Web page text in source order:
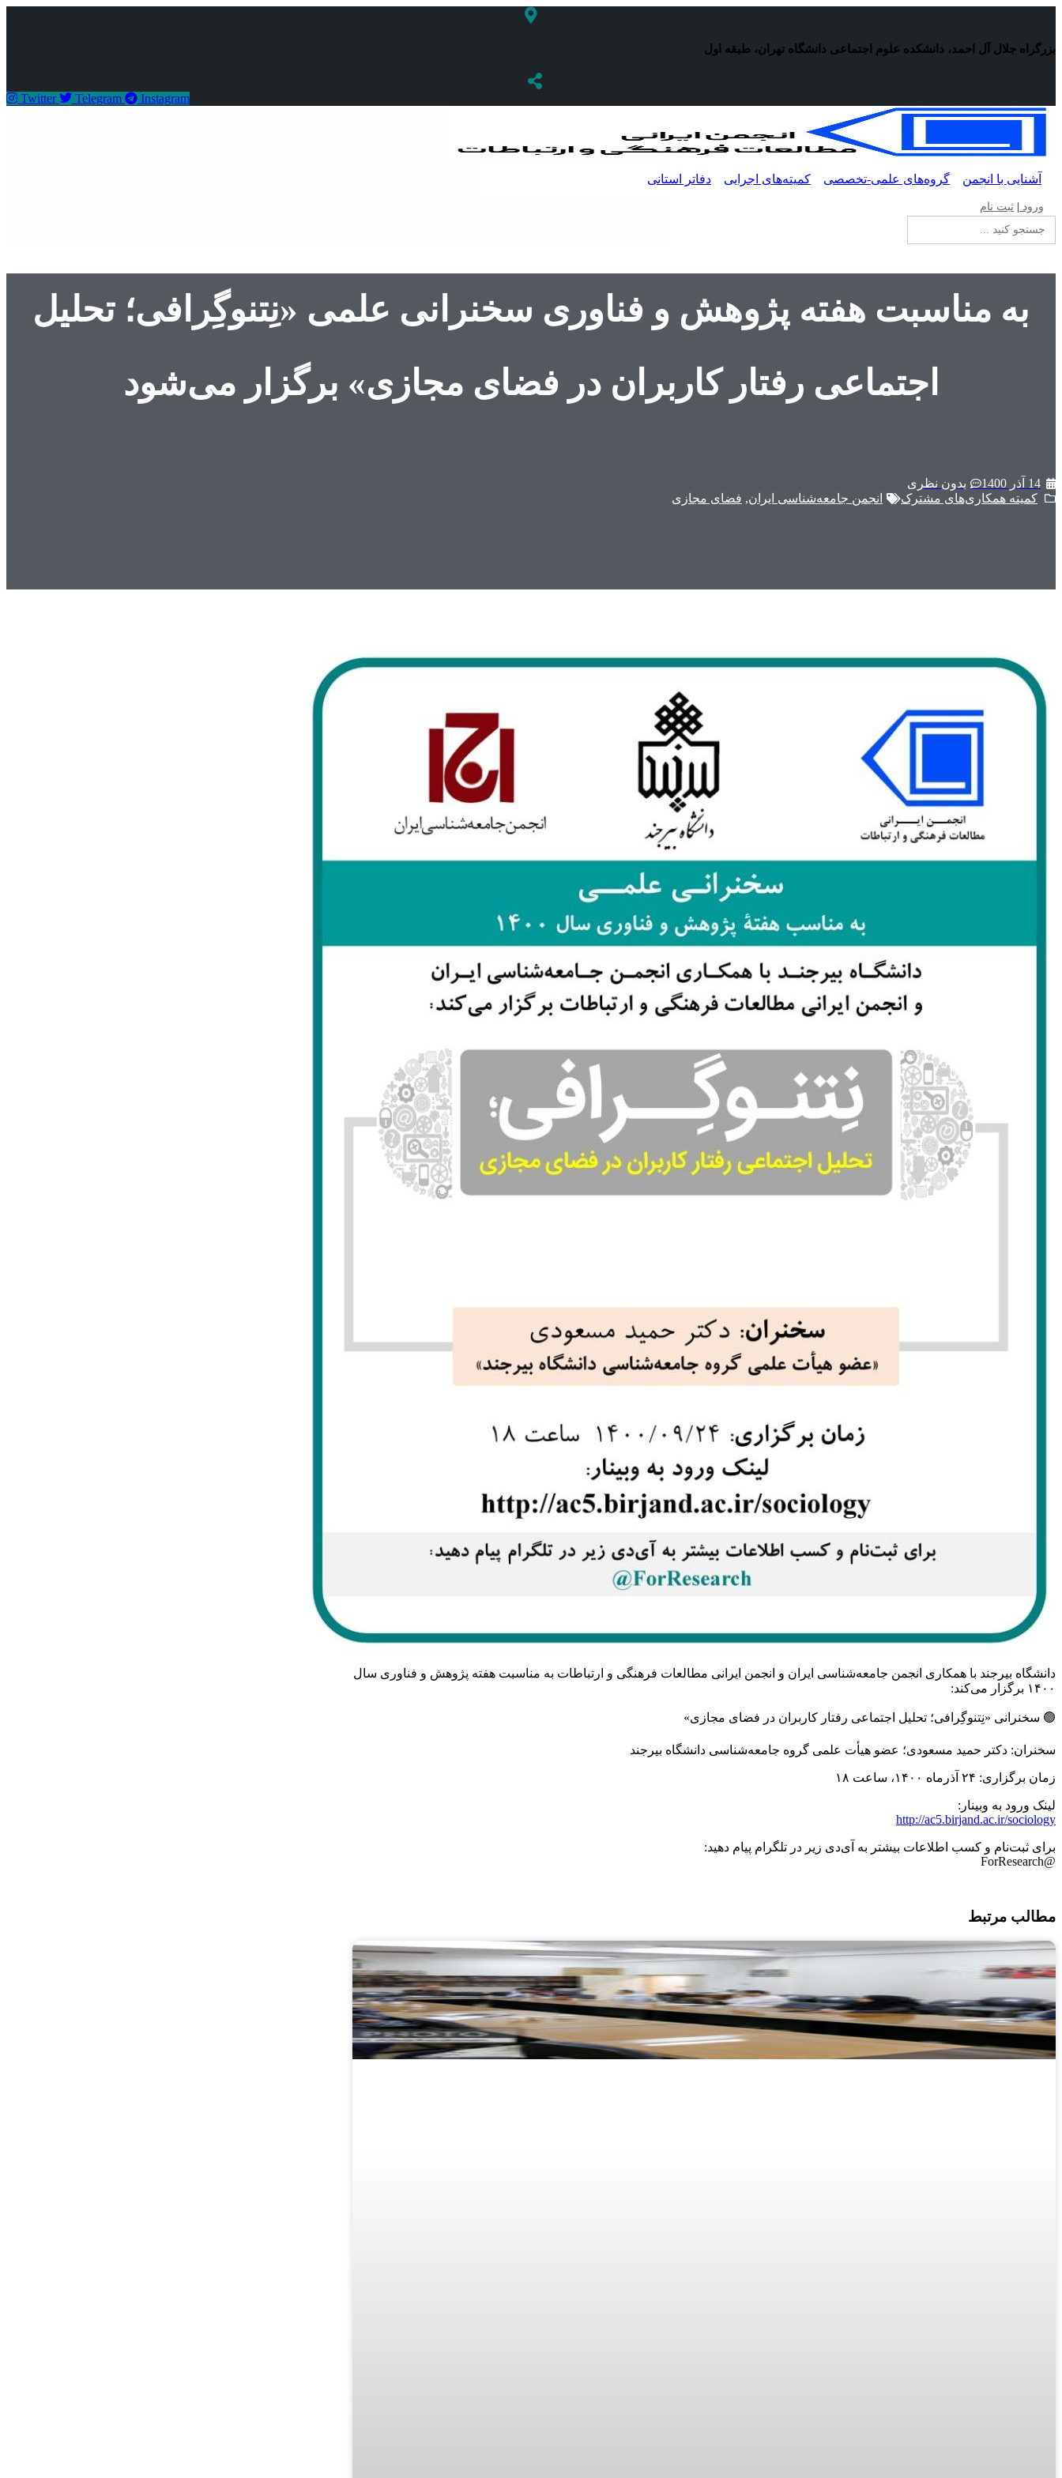
محتوا
بزرگراه جلال آل احمد، دانشکده علوم اجتماعی دانشگاه تهران، طبقه اول
Twitter Telegram Instagram
آشنایی با انجمن گروه‌های علمی-تخصصی کمیته‌های اجرایی دفاتر استانی
ورود ثبت نام
جستجو
برای:
به مناسبت هفته پژوهش و فناوری سخنرانی علمی «نِتنوگِرافی؛ تحلیل
اجتماعی رفتار کاربران در فضای مجازی» برگزار می‌شود
14 آذر 1400
بدون نظری
کمیته همکاری‌های مشترک
انجمن جامعه‌شناسی ایران, فضای مجازی
دانشگاه بیرجند با همکاری انجمن جامعه‌شناسی ایران و انجمن ایرانی مطالعات فرهنگی و ارتباطات به مناسبت هفته پژوهش و فناوری سال
۱۴۰۰ برگزار می‌کند:
🟢 سخنرانی «نِتنوگِرافی؛ تحلیل اجتماعی رفتار کاربران در فضای مجازی»
سخنران: دکتر حمید مسعودی؛ عضو هیأت علمی گروه جامعه‌شناسی دانشگاه بیرجند
زمان برگزاری: ۲۴ آذرماه ۱۴۰۰، ساعت ۱۸
لینک ورود به وبینار:
http://ac5.birjand.ac.ir/sociology
برای ثبت‌نام و کسب اطلاعات بیشتر به آی‌دی زیر در تلگرام پیام دهید:
@ForResearch
مطالب مرتبط